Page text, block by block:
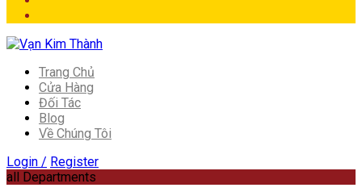
Trang Chủ
Cửa Hàng
Đối Tác
Blog
Về Chúng Tôi
Login / Register
all Departments